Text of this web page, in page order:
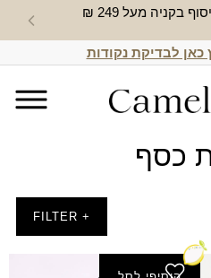
בקניה מעל 249 ₪ חדש
כאן לבדיקת נקודות
כסף
+ FILTER